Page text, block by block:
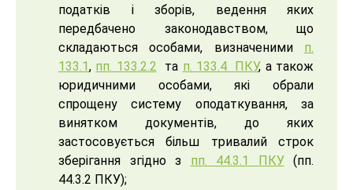
податків і зборів, ведення яких
передбачено законодавством, що
складаються особами, визначеними п.
133.1, пп. 133.2.2 та п. 133.4 ПКУ, а також
юридичними особами, які обрали
спрощену систему оподаткування, за
винятком документів, до яких
застосовується більш тривалий строк
зберігання згідно з пп. 44.3.1 ПКУ(пп.
44.3.2 ПКУ);